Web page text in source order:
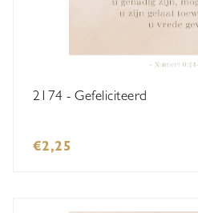
2174 - Gefeliciteerd
€2,25